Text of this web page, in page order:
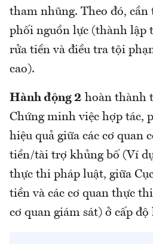
tham nhũng. Theo đó,
phối nguồn lực (thành lập
rửa tiền và điều tra tội
cao).
Hành động 2 hoàn thành
Chứng minh việc hợp tác,
hiệu quả giữa các cơ quan
tiền/tài trợ khủng bố (Ví
thực thi pháp luật, giữa
tiền và các cơ quan thực
cơ quan giám sát) ở cấp độ